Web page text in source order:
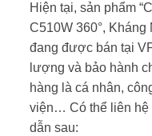
Hiện tại, sản phẩm
C510W 360°,
đang được bán tại
lượng và bảo hành
hàng là cá nhân,
viện… Có thể liên hệ
dẫn sau: